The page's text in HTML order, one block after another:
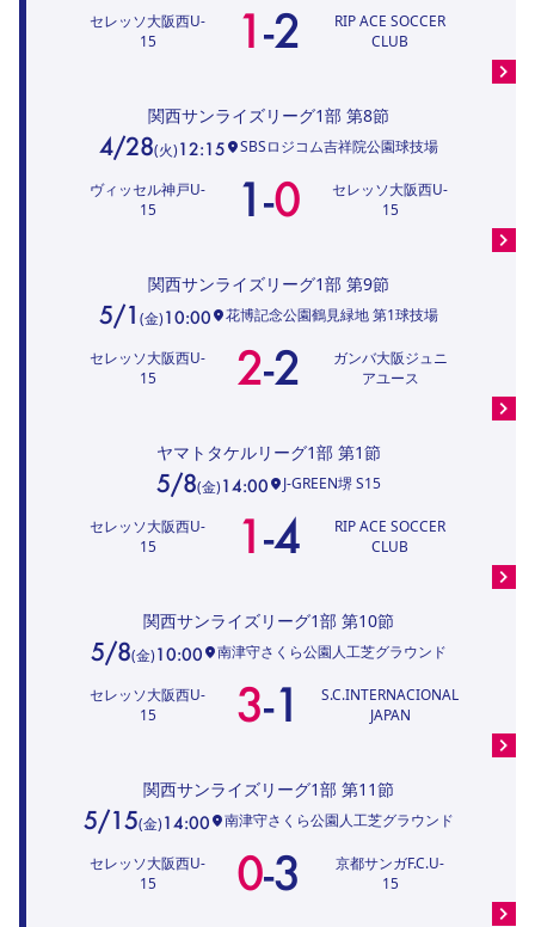
セレッソ大阪西U-
15
1-2
RIP ACE SOCCER
CLUB
関西サンライズリーグ1部 第8節
4/28(火)12:15 SBSロジコム吉祥院公園球技場
セレッソ大阪西U-
15
0
-
1
ヴィッセル神戸U-
15
関西サンライズリーグ1部 第9節
5/1 (金)10:00 花博記念公園鶴見緑地 第1球技場
セレッソ大阪西U-
15
2-2
ガンバ大阪ジュニ
アユース
ヤマトタケルリーグ1部 第1節
5/8(金)14:00 J-GREEN堺 S15
セレッソ大阪西U-
15
1-4
RIP ACE SOCCER
CLUB
関西サンライズリーグ1部 第10節
5/8(金)10:00 南津守さくら公園人工芝グラウンド
セレッソ大阪西U-
15
3-1
S.C.INTERNACIONAL
JAPAN
関西サンライズリーグ1部 第11節
5/15(金)14:00 南津守さくら公園人工芝グラウンド
セレッソ大阪西U-
15
0-3
京都サンガF.C.U-
15